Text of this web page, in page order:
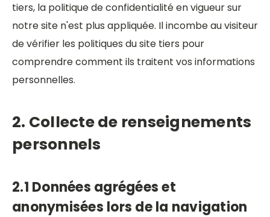
tiers, la politique de confidentialité en vigueur sur
notre site n'est plus appliquée. Il incombe au visiteur
de vérifier les politiques du site tiers pour
comprendre comment ils traitent vos informations
personnelles.
2. Collecte de renseignements
personnels
2.1 Données agrégées et
anonymisées lors de la navigation